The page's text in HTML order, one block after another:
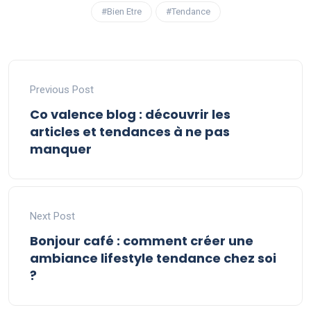
#Bien Etre #Tendance
Previous Post
Co valence blog : découvrir les
articles et tendances à ne pas
manquer
Next Post
Bonjour café : comment créer une
ambiance lifestyle tendance chez soi
?